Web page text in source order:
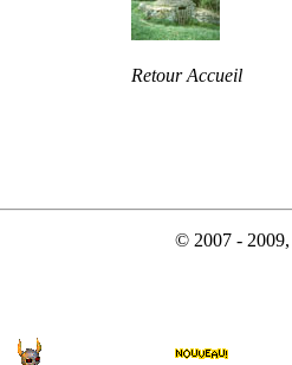
Retour Accueil
© 2007 - 2009,